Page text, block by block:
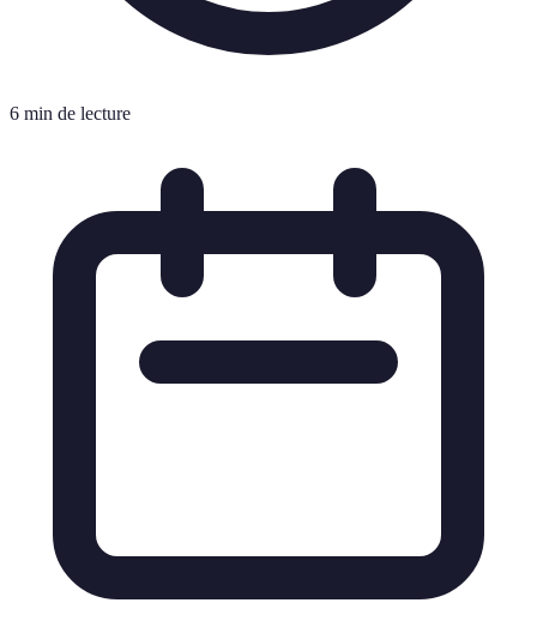
6 min de lecture